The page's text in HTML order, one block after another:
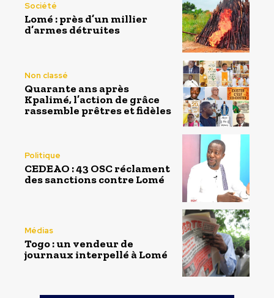
Société
Lomé : près d’un millier
d’armes détruites
Non classé
Quarante ans après
Kpalimé, l’action de grâce
rassemble prêtres et fidèles
Politique
CEDEAO : 43 OSC réclament
des sanctions contre Lomé
Médias
Togo : un vendeur de
journaux interpellé à Lomé